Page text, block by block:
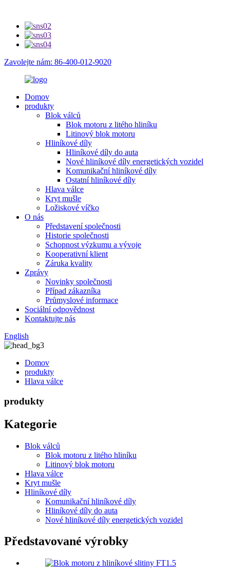
Zavolejte nám: 86-400-012-9020
Domov
produkty
Blok válců
Blok motoru z litého hliníku
Litinový blok motoru
Hliníkové díly
Hliníkové díly do auta
Nové hliníkové díly energetických vozidel
Komunikační hliníkové díly
Ostatní hliníkové díly
Hlava válce
Kryt mušle
Ložiskové víčko
O nás
Představení společnosti
Historie společnosti
Schopnost výzkumu a vývoje
Kooperativní klient
Záruka kvality
Zprávy
Novinky společnosti
Případ zákazníka
Průmyslové informace
Sociální odpovědnost
Kontaktujte nás
English
Domov
produkty
Hlava válce
produkty
Kategorie
Blok válců
Blok motoru z litého hliníku
Litinový blok motoru
Hlava válce
Kryt mušle
Hliníkové díly
Komunikační hliníkové díly
Hliníkové díly do auta
Nové hliníkové díly energetických vozidel
Představované výrobky